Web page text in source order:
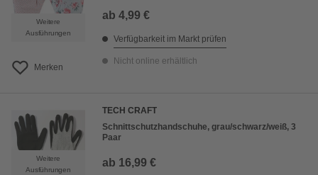
Weitere
Ausführungen
Merken
ab 4,99 €
Verfügbarkeit im Markt prüfen
Nicht online erhältlich
Weitere
Ausführungen
TECH CRAFT
Schnittschutzhandschuhe, grau/schwarz/weiß, 3
Paar
ab 16,99 €